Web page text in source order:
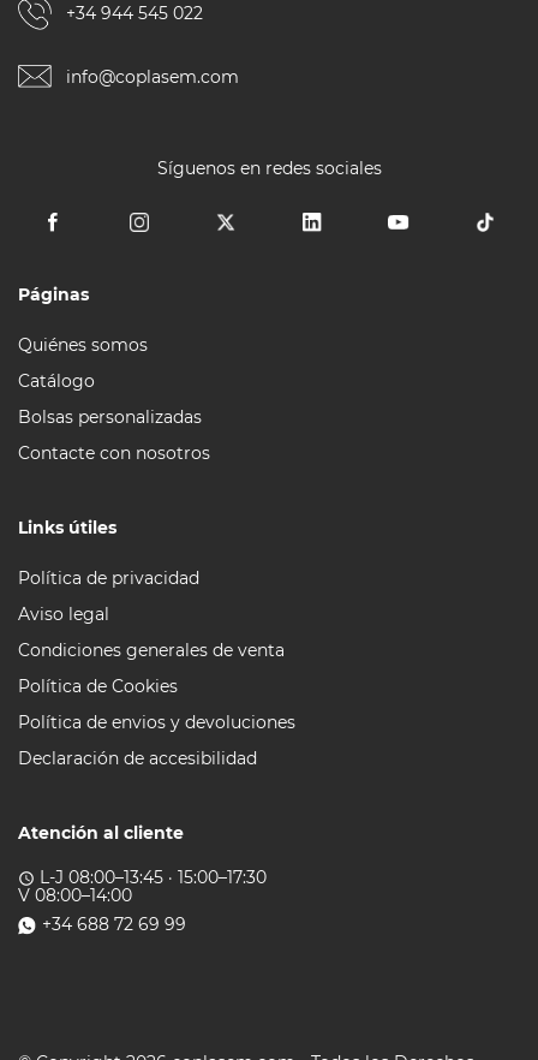
+34 944 545 022
info@coplasem.com
Síguenos en redes sociales
Páginas
Quiénes somos
Catálogo
Bolsas personalizadas
Contacte con nosotros
Links útiles
Política de privacidad
Aviso legal
Condiciones generales de venta
Política de Cookies
Política de envios y devoluciones
Declaración de accesibilidad
Atención al cliente
access_time L-J 08:00–13:45 · 15:00–17:30
V 08:00–14:00
+34 688 72 69 99